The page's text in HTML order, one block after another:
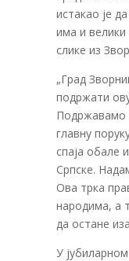
истакао је
има и велики
слике из
„Град
подржати
Подржавамо
главну
спаја обале
Српске.
Ова трка
народима, а
да остане
У